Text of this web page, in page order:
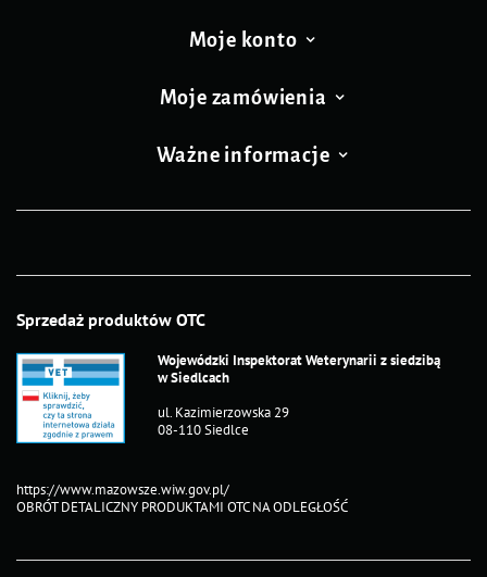
Moje konto
Moje zamówienia
Ważne informacje
Sprzedaż produktów OTC
Wojewódzki Inspektorat Weterynarii z siedzibą
w Siedlcach
ul. Kazimierzowska 29
08-110 Siedlce
https://www.mazowsze.wiw.gov.pl/
OBRÓT DETALICZNY PRODUKTAMI OTC NA ODLEGŁOŚĆ